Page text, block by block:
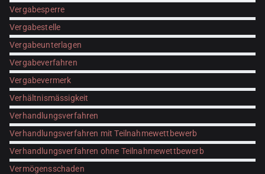
Vergabesperre
Vergabestelle
Vergabeunterlagen
Vergabeverfahren
Vergabevermerk
Verhältnismässigkeit
Verhandlungsverfahren
Verhandlungsverfahren mit Teilnahmewettbewerb
Verhandlungsverfahren ohne Teilnahmewettbewerb
Vermögensschaden